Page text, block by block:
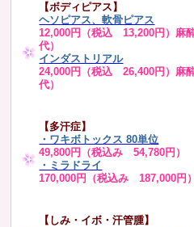
【ボディピアス】
ヘソピアス、軟骨ピアス
12,000円（税込 13,200円）麻
代）
インダストリアル
24,000円（税込 26,400円）麻
代）
【多汗症】
・ ワキボトックス 80単位
49,800円（税込み 54,780円）
・ミラドライ
170,000円（税込み 187,000円）
【しみ・イボ・汗管腫】